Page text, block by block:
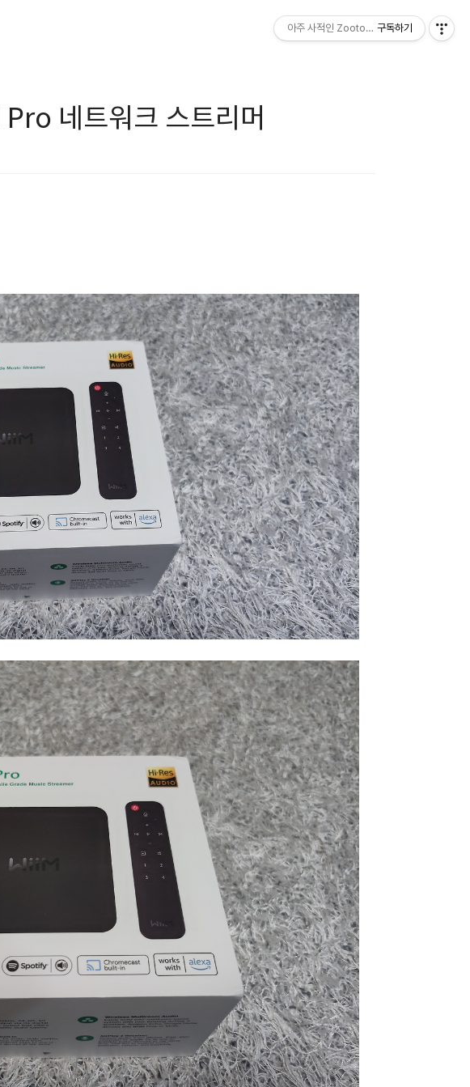
네트워크 스트리머
아주 사적인 Zootopia구독하기